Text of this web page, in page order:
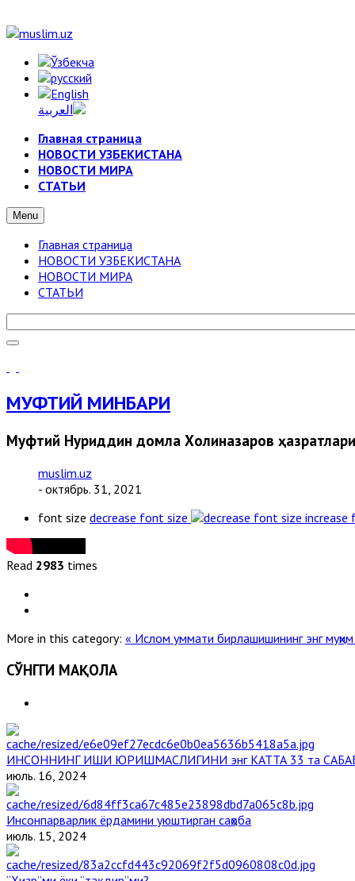
Главная страница
НОВОСТИ УЗБЕКИСТАНА
НОВОСТИ МИРА
СТАТЬИ
Menu
Главная страница
НОВОСТИ УЗБЕКИСТАНА
НОВОСТИ МИРА
СТАТЬИ
МУФТИЙ МИНБАРИ
Муфтий Нуриддин домла Холиқназаров
muslim.uz
- октябрь. 31, 2021
font size decrease font size increase
Read 2983 times
More in this category: « Ислом уммати бирлашишининг энг
СЎНГГИ МАҚОЛА
ИНСОННИНГ ИШИ ЮРИШМАСЛИГИНИ энг КАТТА 33 та
июль. 16, 2024
Инсонпарварлик ёрдамини уюштирган саҳоба
июль. 15, 2024